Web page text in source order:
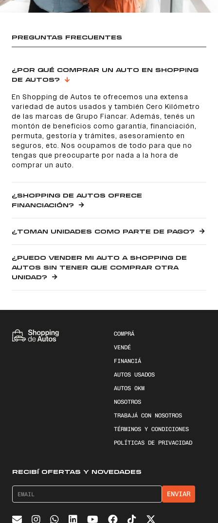
PREGUNTAS FRECUENTES
¿POR QUÉ COMPRAR UN AUTO EN SHOPPING
DE AUTOS?
En Shopping de Autos te ofrecemos una extensa
variedad de autos usados y también Cero Kilómetro
de las marcas de Grupo Fiancar. Además, tenés un
montón de beneficios como garantía, financiación,
permuta, gestoría y trámites, asesoramiento en
seguros, etc. Nos ocupamos de todo para que no
tengas que preocuparte por nada a la hora de
comprar un auto.
¿SHOPPING DE AUTOS OFRECE
FINANCIACIÓN?
¿TOMAN UNIDADES COMO PARTE DE PAGO?
¿PUEDO VENDER MI AUTO A SHOPPING DE
AUTOS SIN TENER QUE COMPRAR OTRA
UNIDAD?
COMPRÁ
VENDÉ
FINANCIÁ
AUTOS USADOS
AUTOS 0KM
NOSOTROS
TRABAJÁ CON NOSOTROS
TÉRMINOS Y CONDICIONES
POLÍTICAS DE PRIVACIDAD
RECIBÍ OFERTAS Y NOVEDADES